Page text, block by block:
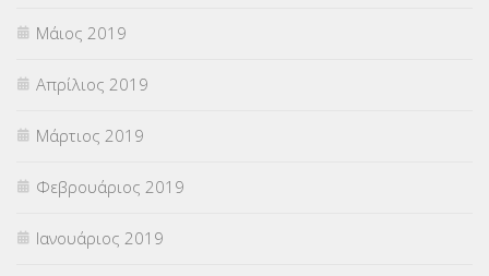
Μάιος 2019
Απρίλιος 2019
Μάρτιος 2019
Φεβρουάριος 2019
Ιανουάριος 2019